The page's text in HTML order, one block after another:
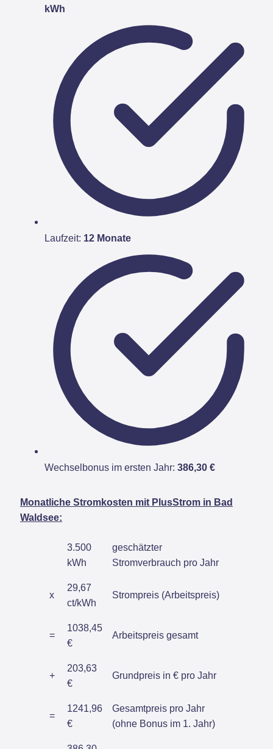
kWh
Laufzeit: 12 Monate
Wechselbonus im ersten Jahr: 386,30 €
Monatliche Stromkosten mit PlusStrom in Bad
Waldsee:
3.500
kWh
geschätzter
Stromverbrauch pro Jahr
x
29,67
ct/kWh
Strompreis (Arbeitspreis)
=
1038,45
€
Arbeitspreis gesamt
+
203,63
€
Grundpreis in € pro Jahr
=
1241,96
€
Gesamtpreis pro Jahr
(ohne Bonus im 1. Jahr)